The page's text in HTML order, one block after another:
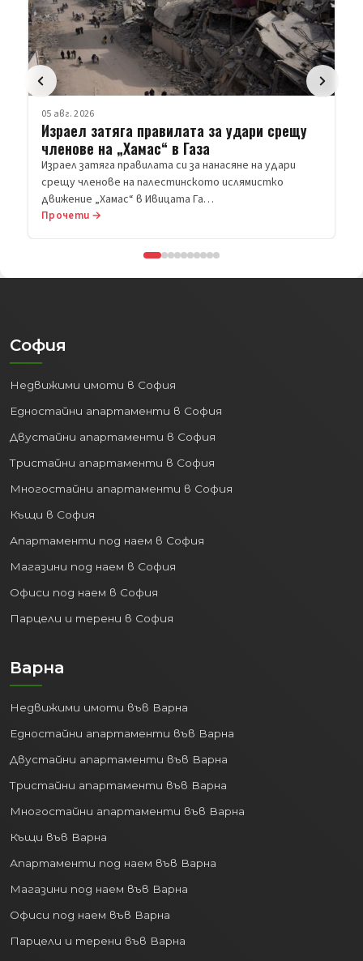
05 авг. 2026
Израел затяга правилата за удари срещу
членове на „Хамас“ в Газа
Израел затяга правилата си за нанасяне на удари
срещу членове на палестинското ислямистко
движение „Хамас“ в Ивицата Га…
Прочети →
София
Недвижими имоти в София
Едностайни апартаменти в София
Двустайни апартаменти в София
Тристайни апартаменти в София
Многостайни апартаменти в София
Къщи в София
Апартаменти под наем в София
Магазини под наем в София
Офиси под наем в София
Парцели и терени в София
Варна
Недвижими имоти във Варна
Едностайни апартаменти във Варна
Двустайни апартаменти във Варна
Тристайни апартаменти във Варна
Многостайни апартаменти във Варна
Къщи във Варна
Апартаменти под наем във Варна
Магазини под наем във Варна
Офиси под наем във Варна
Парцели и терени във Варна